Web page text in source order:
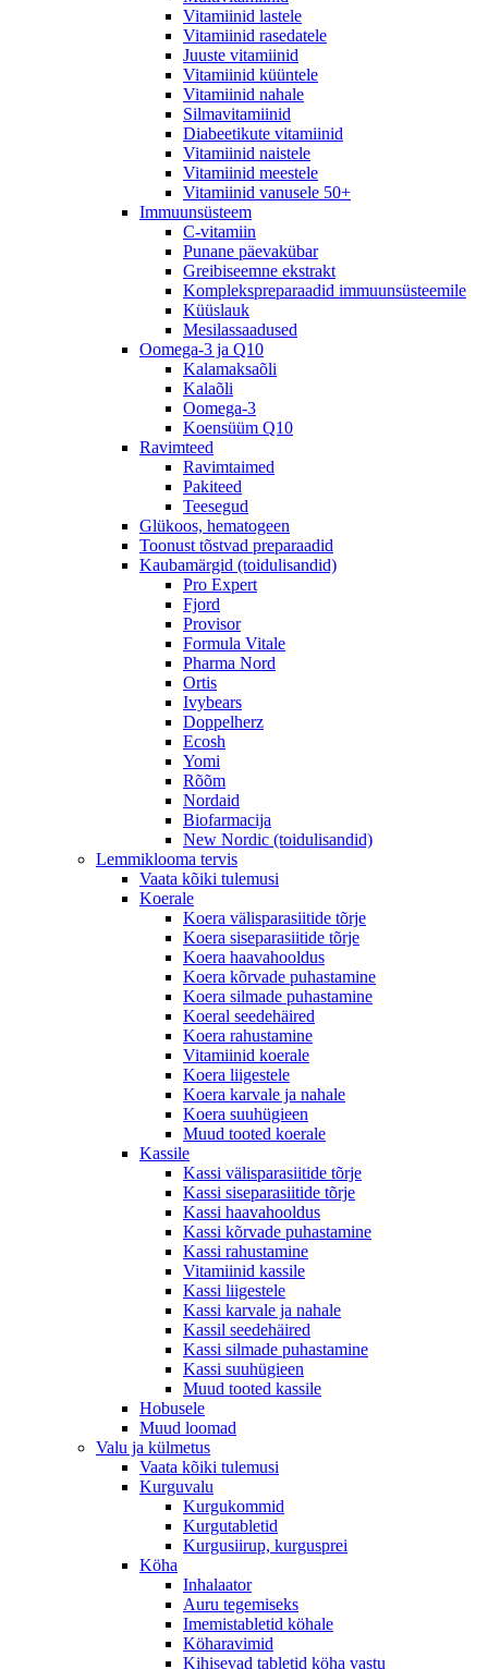
Vitamiinid lastele
Vitamiinid rasedatele
Juuste vitamiinid
Vitamiinid küüntele
Vitamiinid nahale
Silmavitamiinid
Diabeetikute vitamiinid
Vitamiinid naistele
Vitamiinid meestele
Vitamiinid vanusele 50+
Immuunsüsteem
C-vitamiin
Punane päevakübar
Greibiseemne ekstrakt
Komplekspreparaadid immuunsüsteemile
Küüslauk
Mesilassaadused
Oomega-3 ja Q10
Kalamaksaõli
Kalaõli
Oomega-3
Koensüüm Q10
Ravimteed
Ravimtaimed
Pakiteed
Teesegud
Glükoos, hematogeen
Toonust tõstvad preparaadid
Kaubamärgid (toidulisandid)
Pro Expert
Fjord
Provisor
Formula Vitale
Pharma Nord
Ortis
Ivybears
Doppelherz
Ecosh
Yomi
Rõõm
Nordaid
Biofarmacija
New Nordic (toidulisandid)
Lemmiklooma tervis
Vaata kõiki tulemusi
Koerale
Koera välisparasiitide tõrje
Koera siseparasiitide tõrje
Koera haavahooldus
Koera kõrvade puhastamine
Koera silmade puhastamine
Koeral seedehäired
Koera rahustamine
Vitamiinid koerale
Koera liigestele
Koera karvale ja nahale
Koera suuhügieen
Muud tooted koerale
Kassile
Kassi välisparasiitide tõrje
Kassi siseparasiitide tõrje
Kassi haavahooldus
Kassi kõrvade puhastamine
Kassi rahustamine
Vitamiinid kassile
Kassi liigestele
Kassi karvale ja nahale
Kassil seedehäired
Kassi silmade puhastamine
Kassi suuhügieen
Muud tooted kassile
Hobusele
Muud loomad
Valu ja külmetus
Vaata kõiki tulemusi
Kurguvalu
Kurgukommid
Kurgutabletid
Kurgusiirup, kurgusprei
Köha
Inhalaator
Auru tegemiseks
Imemistabletid köhale
Köharavimid
Kihisevad tabletid köha vastu